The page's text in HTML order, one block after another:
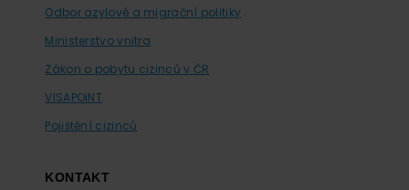
Odbor azylové a migrační politiky
Ministerstvo vnitra
Zákon o pobytu cizinců v ČR
VISAPOINT
Pojištění cizinců
KONTAKT